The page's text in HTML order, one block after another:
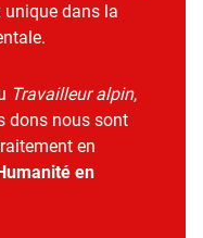
unique dans la
Travailleur alpin,
dons nous sont
en
en